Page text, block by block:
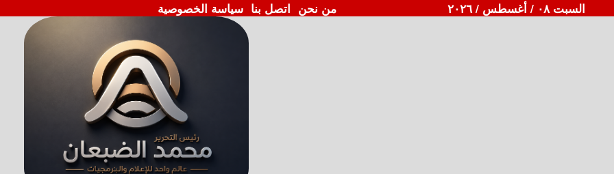
السبت ٠٨ / أغسطس / ٢٠٢٦ من نحن اتصل بنا سياسة الخصوصية